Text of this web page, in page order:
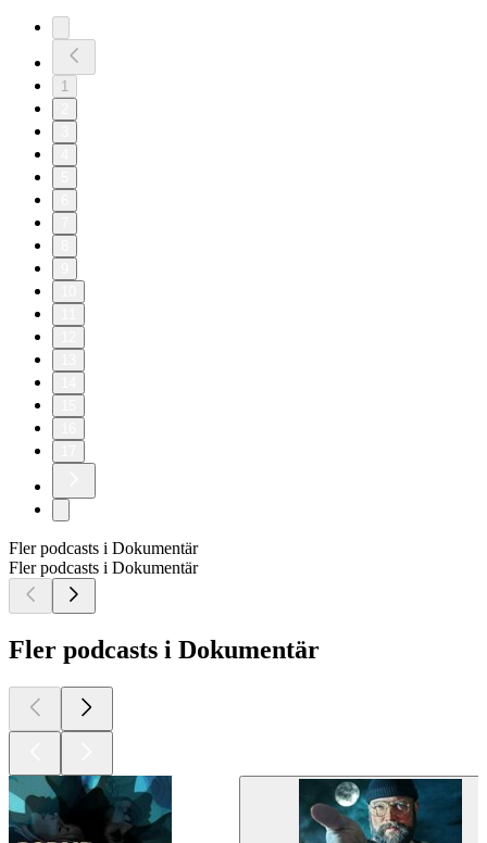
1
Fler podcasts i Dokumentär
Fler podcasts i Dokumentär
Fler podcasts i Dokumentär